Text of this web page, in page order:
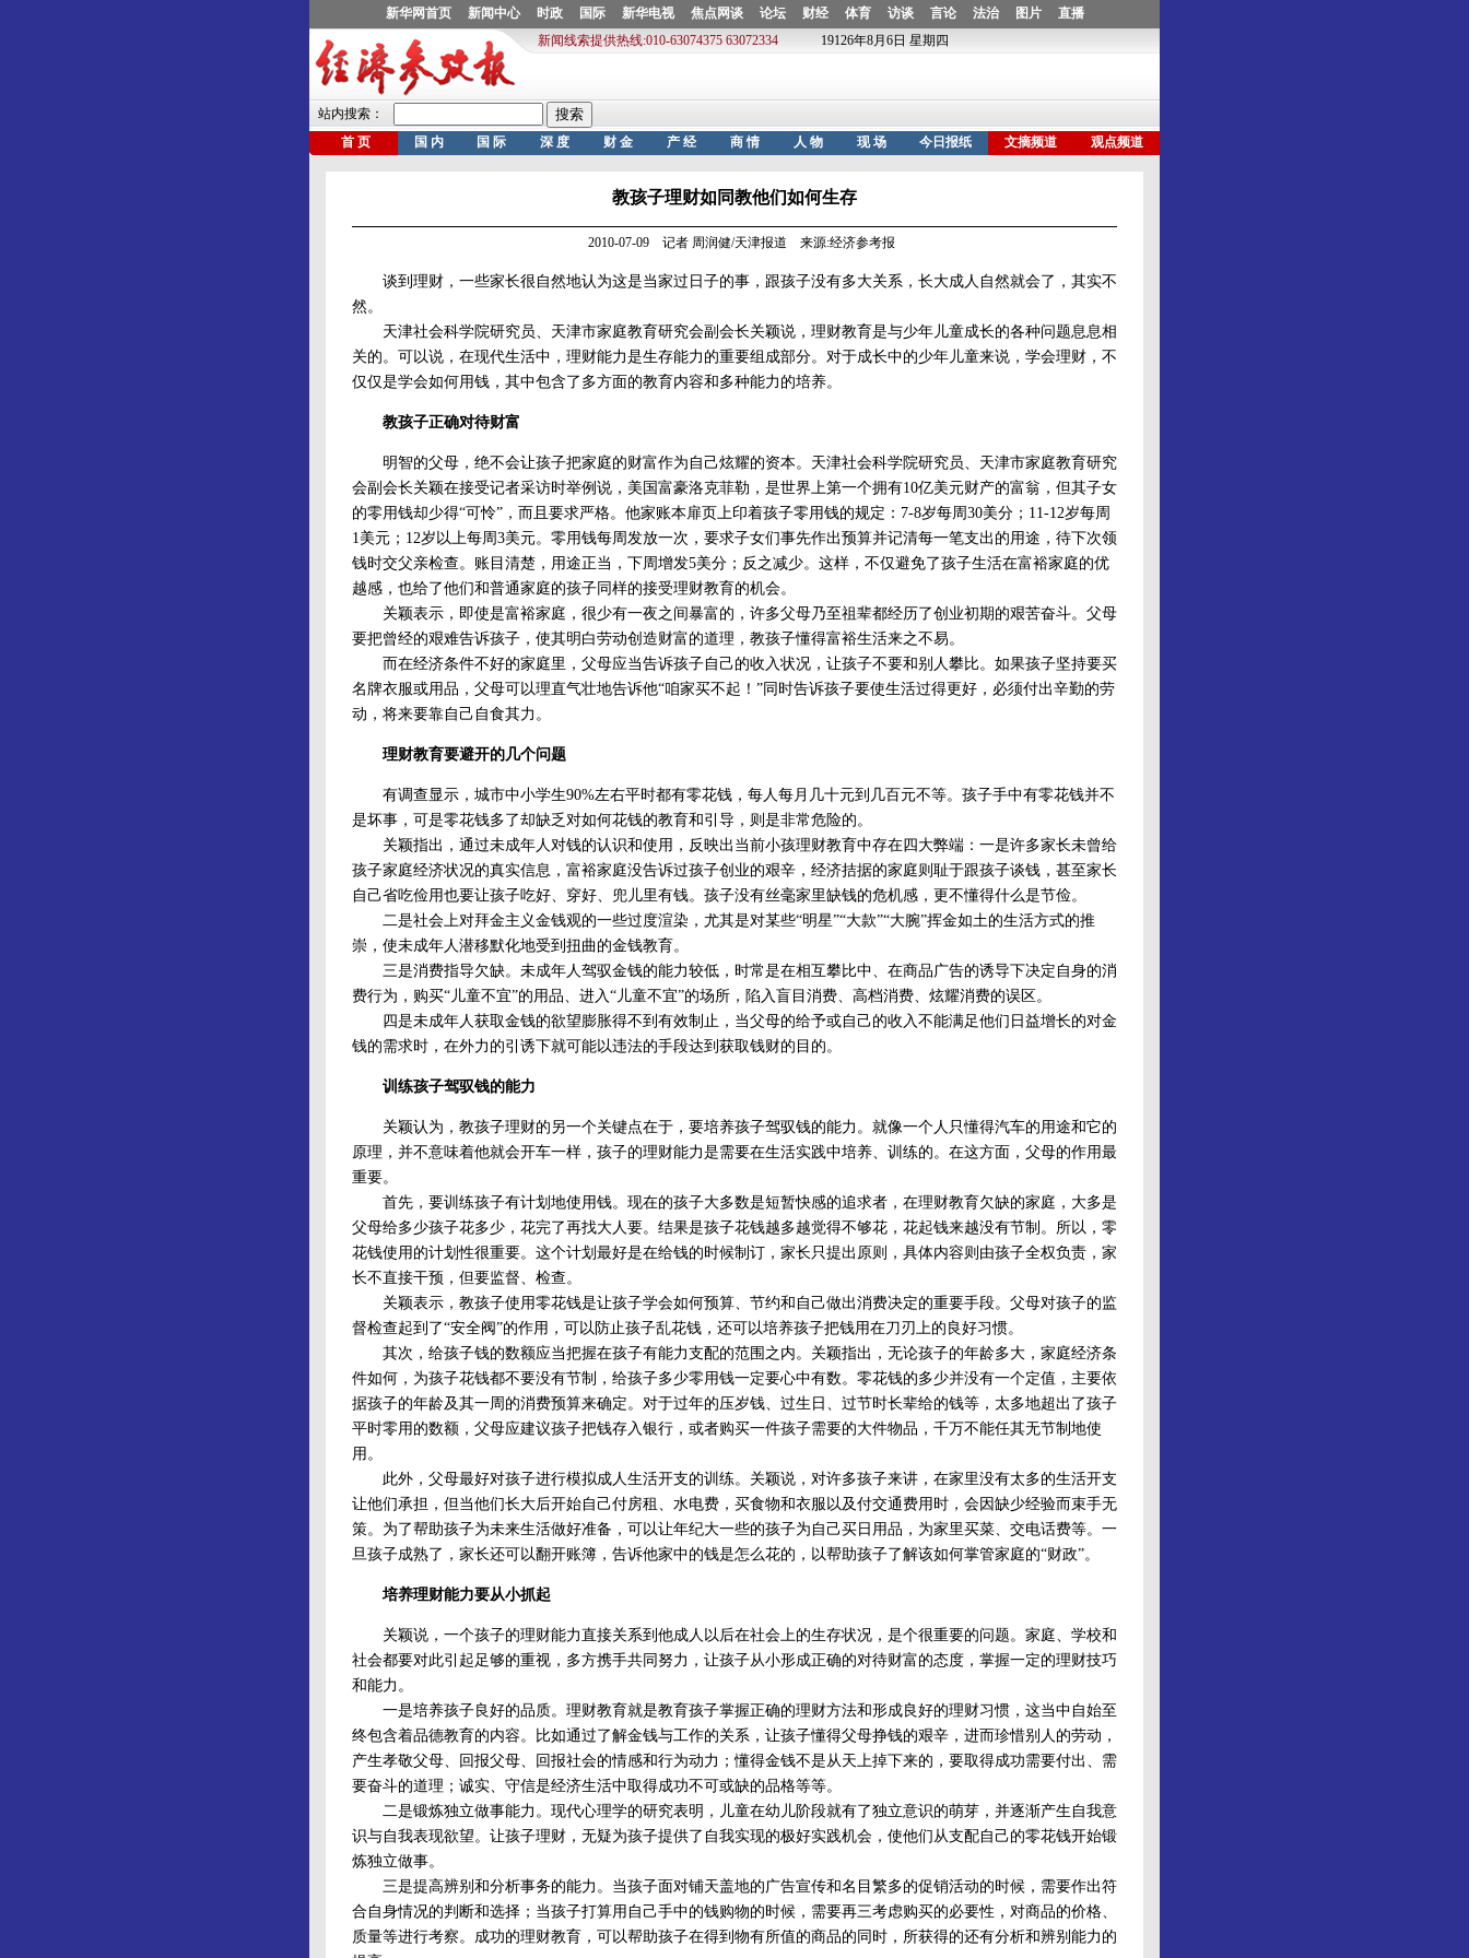
教孩子理财如同教他们如何生存
2010-07-09 记者 周润健/天津报道 来源:经济参考报
谈到理财，一些家长很自然地认为这是当家过日子的事，跟孩子没有多大关系，长大成人自然就会了，其实不
然。
天津社会科学院研究员、天津市家庭教育研究会副会长关颖说，理财教育是与少年儿童成长的各种问题息息相
关的。可以说，在现代生活中，理财能力是生存能力的重要组成部分。对于成长中的少年儿童来说，学会理财，不
仅仅是学会如何用钱，其中包含了多方面的教育内容和多种能力的培养。
教孩子正确对待财富
明智的父母，绝不会让孩子把家庭的财富作为自己炫耀的资本。天津社会科学院研究员、天津市家庭教育研究
会副会长关颖在接受记者采访时举例说，美国富豪洛克菲勒，是世界上第一个拥有10亿美元财产的富翁，但其子女
的零用钱却少得“可怜”，而且要求严格。他家账本扉页上印着孩子零用钱的规定：7-8岁每周30美分；11-12岁每周
1美元；12岁以上每周3美元。零用钱每周发放一次，要求子女们事先作出预算并记清每一笔支出的用途，待下次领
钱时交父亲检查。账目清楚，用途正当，下周增发5美分；反之减少。这样，不仅避免了孩子生活在富裕家庭的优
越感，也给了他们和普通家庭的孩子同样的接受理财教育的机会。
关颖表示，即使是富裕家庭，很少有一夜之间暴富的，许多父母乃至祖辈都经历了创业初期的艰苦奋斗。父母
要把曾经的艰难告诉孩子，使其明白劳动创造财富的道理，教孩子懂得富裕生活来之不易。
而在经济条件不好的家庭里，父母应当告诉孩子自己的收入状况，让孩子不要和别人攀比。如果孩子坚持要买
名牌衣服或用品，父母可以理直气壮地告诉他“咱家买不起！”同时告诉孩子要使生活过得更好，必须付出辛勤的劳
动，将来要靠自己自食其力。
理财教育要避开的几个问题
有调查显示，城市中小学生90%左右平时都有零花钱，每人每月几十元到几百元不等。孩子手中有零花钱并不
是坏事，可是零花钱多了却缺乏对如何花钱的教育和引导，则是非常危险的。
关颖指出，通过未成年人对钱的认识和使用，反映出当前小孩理财教育中存在四大弊端：一是许多家长未曾给
孩子家庭经济状况的真实信息，富裕家庭没告诉过孩子创业的艰辛，经济拮据的家庭则耻于跟孩子谈钱，甚至家长
自己省吃俭用也要让孩子吃好、穿好、兜儿里有钱。孩子没有丝毫家里缺钱的危机感，更不懂得什么是节俭。
二是社会上对拜金主义金钱观的一些过度渲染，尤其是对某些“明星”“大款”“大腕”挥金如土的生活方式的推
崇，使未成年人潜移默化地受到扭曲的金钱教育。
三是消费指导欠缺。未成年人驾驭金钱的能力较低，时常是在相互攀比中、在商品广告的诱导下决定自身的消
费行为，购买“儿童不宜”的用品、进入“儿童不宜”的场所，陷入盲目消费、高档消费、炫耀消费的误区。
四是未成年人获取金钱的欲望膨胀得不到有效制止，当父母的给予或自己的收入不能满足他们日益增长的对金
钱的需求时，在外力的引诱下就可能以违法的手段达到获取钱财的目的。
训练孩子驾驭钱的能力
关颖认为，教孩子理财的另一个关键点在于，要培养孩子驾驭钱的能力。就像一个人只懂得汽车的用途和它的
原理，并不意味着他就会开车一样，孩子的理财能力是需要在生活实践中培养、训练的。在这方面，父母的作用最
重要。
首先，要训练孩子有计划地使用钱。现在的孩子大多数是短暂快感的追求者，在理财教育欠缺的家庭，大多是
父母给多少孩子花多少，花完了再找大人要。结果是孩子花钱越多越觉得不够花，花起钱来越没有节制。所以，零
花钱使用的计划性很重要。这个计划最好是在给钱的时候制订，家长只提出原则，具体内容则由孩子全权负责，家
长不直接干预，但要监督、检查。
关颖表示，教孩子使用零花钱是让孩子学会如何预算、节约和自己做出消费决定的重要手段。父母对孩子的监
督检查起到了“安全阀”的作用，可以防止孩子乱花钱，还可以培养孩子把钱用在刀刃上的良好习惯。
其次，给孩子钱的数额应当把握在孩子有能力支配的范围之内。关颖指出，无论孩子的年龄多大，家庭经济条
件如何，为孩子花钱都不要没有节制，给孩子多少零用钱一定要心中有数。零花钱的多少并没有一个定值，主要依
据孩子的年龄及其一周的消费预算来确定。对于过年的压岁钱、过生日、过节时长辈给的钱等，太多地超出了孩子
平时零用的数额，父母应建议孩子把钱存入银行，或者购买一件孩子需要的大件物品，千万不能任其无节制地使
用。
此外，父母最好对孩子进行模拟成人生活开支的训练。关颖说，对许多孩子来讲，在家里没有太多的生活开支
让他们承担，但当他们长大后开始自己付房租、水电费，买食物和衣服以及付交通费用时，会因缺少经验而束手无
策。为了帮助孩子为未来生活做好准备，可以让年纪大一些的孩子为自己买日用品，为家里买菜、交电话费等。一
旦孩子成熟了，家长还可以翻开账簿，告诉他家中的钱是怎么花的，以帮助孩子了解该如何掌管家庭的“财政”。
培养理财能力要从小抓起
关颖说，一个孩子的理财能力直接关系到他成人以后在社会上的生存状况，是个很重要的问题。家庭、学校和
社会都要对此引起足够的重视，多方携手共同努力，让孩子从小形成正确的对待财富的态度，掌握一定的理财技巧
和能力。
一是培养孩子良好的品质。理财教育就是教育孩子掌握正确的理财方法和形成良好的理财习惯，这当中自始至
终包含着品德教育的内容。比如通过了解金钱与工作的关系，让孩子懂得父母挣钱的艰辛，进而珍惜别人的劳动，
产生孝敬父母、回报父母、回报社会的情感和行为动力；懂得金钱不是从天上掉下来的，要取得成功需要付出、需
要奋斗的道理；诚实、守信是经济生活中取得成功不可或缺的品格等等。
二是锻炼独立做事能力。现代心理学的研究表明，儿童在幼儿阶段就有了独立意识的萌芽，并逐渐产生自我意
识与自我表现欲望。让孩子理财，无疑为孩子提供了自我实现的极好实践机会，使他们从支配自己的零花钱开始锻
炼独立做事。
三是提高辨别和分析事务的能力。当孩子面对铺天盖地的广告宣传和名目繁多的促销活动的时候，需要作出符
合自身情况的判断和选择；当孩子打算用自己手中的钱购物的时候，需要再三考虑购买的必要性，对商品的价格、
质量等进行考察。成功的理财教育，可以帮助孩子在得到物有所值的商品的同时，所获得的还有分析和辨别能力的